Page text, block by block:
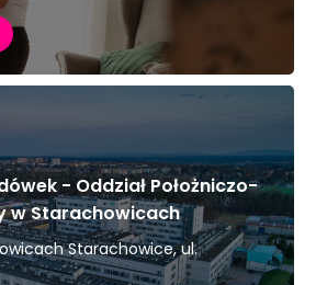
- Oddział Położniczo-
w Starachowicach
Starachowice, ul.